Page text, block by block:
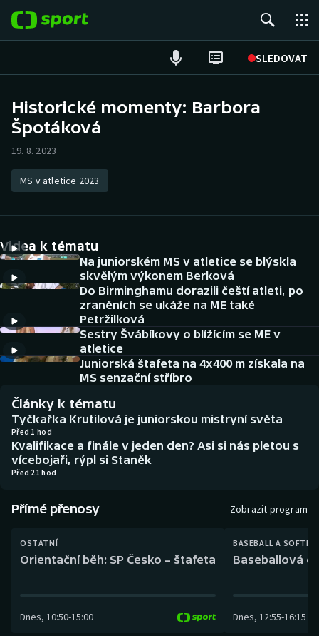
SLEDOVAT
Hokej
Atletika
DALŠÍ SPORTY
Americký fotbal
Baseball a softbal
Basketbal
Biatlon
Boby a skeleton
Box
Curling
Dostihy
NEPŘEHLÉDNĚTE
Soutěže
Historické návraty
Aplikace ČT sport
AZ kvíz
Historické momenty: Barbora
Špotáková
19. 8. 2023
MS v atletice 2023
Videa k tématu
Na juniorském MS v atletice se blýskla
skvělým výkonem Berková
Do Birminghamu dorazili čeští atleti, po
zraněních se ukáže na ME také
Petržilková
Sestry Švábíkovy o blížícím se ME v
atletice
Juniorská štafeta na 4x400 m získala na
MS senzační stříbro
Články k tématu
Tyčkařka Krutilová je juniorskou mistryní světa
Před 1 hod
Kvalifikace a finále v jeden den? Asi si nás pletou s
vícebojaři, rýpl si Staněk
Před 21 hod
Přímé přenosy Zobrazit program
OSTATNÍ
Orientační běh: SP Česko – štafeta
Dnes, 10:50-15:00
BASEBALL A
Baseballová
Dnes, 12:55-16:15